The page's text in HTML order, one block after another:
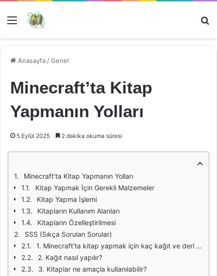
Menü
Anasayfa /Genel
Minecraft’ta Kitap
Yapmanın Yolları
5 Eylül 2025 2 dakika okuma süresi
Minecraft'ta Kitap Yapmanın Yolları
Kitap Yapmak İçin Gerekli Malzemeler
Kitap Yapma İşlemi
Kitapların Kullanım Alanları
Kitapların Özelleştirilmesi
SSS (Sıkça Sorulan Sorular)
1. Minecraft'ta kitap yapmak için kaç kağıt ve deri gerekiyor?
2. Kağıt nasıl yapılır?
3. Kitaplar ne amaçla kullanılabilir?